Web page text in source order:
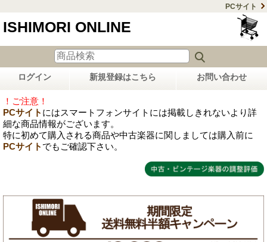
PCサイト
ISHIMORI ONLINE
ログイン 新規登録はこちら お問い合わせ
！ご注意！
PCサイト にはスマートフォンサイトには掲載しきれないより詳
細な商品情報がございます。
特に初めて購入される商品や中古楽器に関しましては購入前に
PCサイト でもご確認下さい。